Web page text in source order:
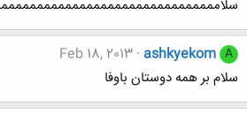
A
ashkyekom
Feb 18, 2013
سلام بر همه دوستان باوفا